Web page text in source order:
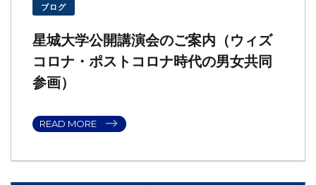
ブログ
星城大学公開講演会のご案内（ウィズ
コロナ・ポストコロナ時代の男女共同
参画）
READ MORE